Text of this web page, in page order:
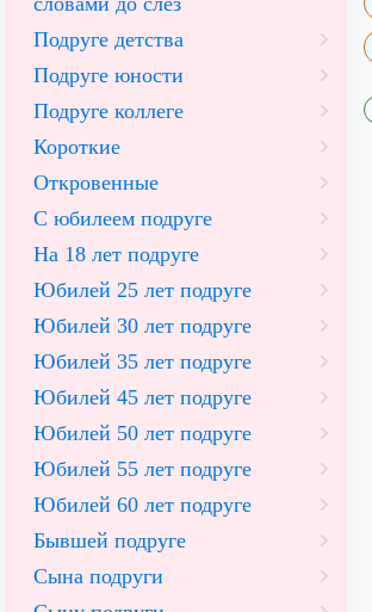
Подруге детства
Подруге юности
Подруге коллеге
Короткие
Откровенные
С юбилеем подруге
На 18 лет подруге
Юбилей 25 лет подруге
Юбилей 30 лет подруге
Юбилей 35 лет подруге
Юбилей 45 лет подруге
Юбилей 50 лет подруге
Юбилей 55 лет подруге
Юбилей 60 лет подруге
Бывшей подруге
Сына подруги